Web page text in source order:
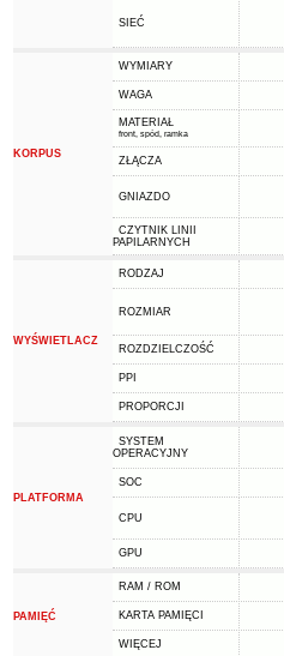
SIEĆ
KORPUS
WYMIARY
WAGA
MATERIAŁ
front, spód, ramka
ZŁĄCZA
GNIAZDO
CZYTNIK LINII
PAPILARNYCH
WYŚWIETLACZ
RODZAJ
ROZMIAR
ROZDZIELCZOŚĆ
PPI
PROPORCJI
PLATFORMA
SYSTEM
OPERACYJNY
SOC
CPU
GPU
PAMIĘĆ
RAM / ROM
KARTA PAMIĘCI
WIĘCEJ